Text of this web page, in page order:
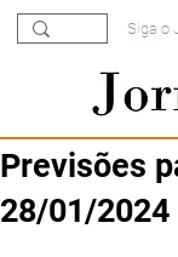
Siga o
Previsões
28/01/2024